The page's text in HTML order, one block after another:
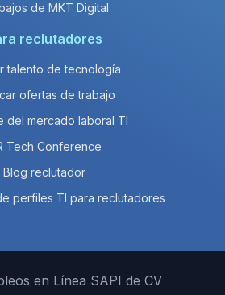
de MKT Digital
reclutadores
talento de tecnología
ofertas de trabajo
del mercado laboral TI
Tech Conference
Blog reclutador
perfiles TI para reclutadores
en Línea SAPI de CV